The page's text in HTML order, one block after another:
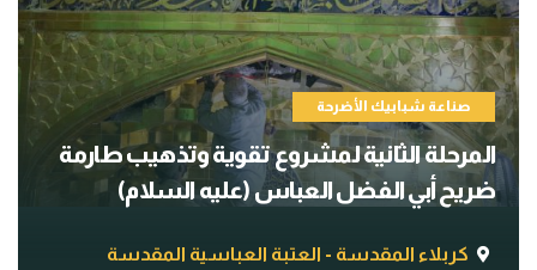
صناعة شبابيك الأضرحة
المرحلة الثانية لمشروع تقوية وتذهيب طارمة
ضريح أبي الفضل العباس (عليه السلام)
كربلاء المقدسة - العتبة العباسية المقدسة